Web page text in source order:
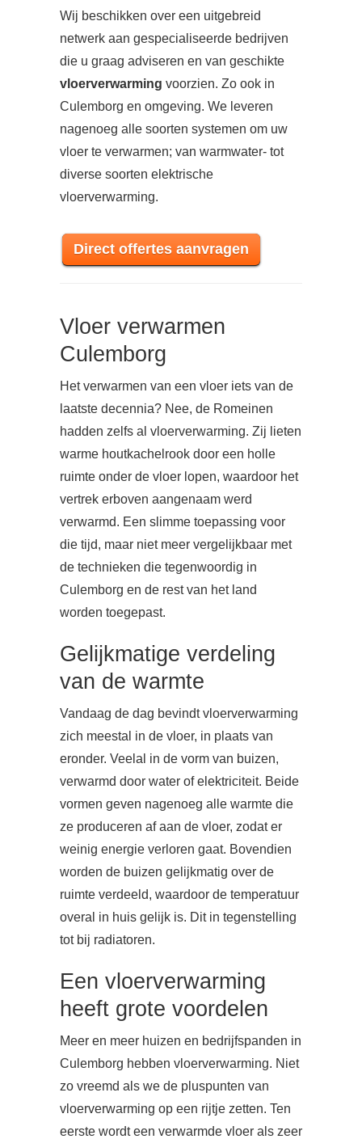
Wij beschikken over een uitgebreid
netwerk aan gespecialiseerde bedrijven
die u graag adviseren en van geschikte
vloerverwarming voorzien. Zo ook in
Culemborg en omgeving. We leveren
nagenoeg alle soorten systemen om uw
vloer te verwarmen; van warmwater- tot
diverse soorten elektrische
vloerverwarming.
Direct offertes aanvragen
Vloer verwarmen
Culemborg
Het verwarmen van een vloer iets van de
laatste decennia? Nee, de Romeinen
hadden zelfs al vloerverwarming. Zij lieten
warme houtkachelrook door een holle
ruimte onder de vloer lopen, waardoor het
vertrek erboven aangenaam werd
verwarmd. Een slimme toepassing voor
die tijd, maar niet meer vergelijkbaar met
de technieken die tegenwoordig in
Culemborg en de rest van het land
worden toegepast.
Gelijkmatige verdeling
van de warmte
Vandaag de dag bevindt vloerverwarming
zich meestal in de vloer, in plaats van
eronder. Veelal in de vorm van buizen,
verwarmd door water of elektriciteit. Beide
vormen geven nagenoeg alle warmte die
ze produceren af aan de vloer, zodat er
weinig energie verloren gaat. Bovendien
worden de buizen gelijkmatig over de
ruimte verdeeld, waardoor de temperatuur
overal in huis gelijk is. Dit in tegenstelling
tot bij radiatoren.
Een vloerverwarming
heeft grote voordelen
Meer en meer huizen en bedrijfspanden in
Culemborg hebben vloerverwarming. Niet
zo vreemd als we de pluspunten van
vloerverwarming op een rijtje zetten. Ten
eerste wordt een verwarmde vloer als zeer